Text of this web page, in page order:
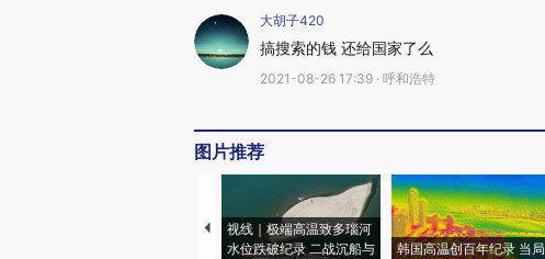
大胡子420
搞搜索的钱 还给国家了么
2021-08-26 17:39 · 呼和浩特
图片推荐
视线｜极端高温致多瑙河
水位跌破纪录 二战沉船与
韩国高温创百年纪录 当局